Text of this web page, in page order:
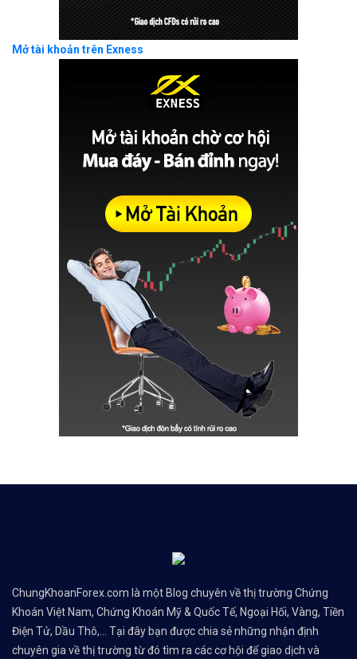
Mở tài khoản trên Exness
ChungKhoanForex.com là một Blog chuyên về thị trường Chứng
Khoán Việt Nam, Chứng Khoán Mỹ & Quốc Tế, Ngoại Hối, Vàng, Tiền
Điện Tử, Dầu Thô,... Tại đây bạn được chia sẻ những nhận định
chuyên gia về thị trường từ đó tìm ra các cơ hội để giao dịch và